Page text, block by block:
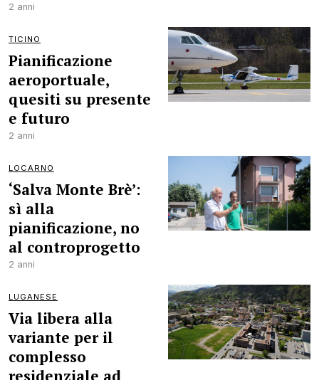
2 anni
TICINO
Pianificazione
aeroportuale,
quesiti su presente
e futuro
2 anni
LOCARNO
‘Salva Monte Brè’:
sì alla
pianificazione, no
al controprogetto
2 anni
LUGANESE
Via libera alla
variante per il
complesso
residenziale ad